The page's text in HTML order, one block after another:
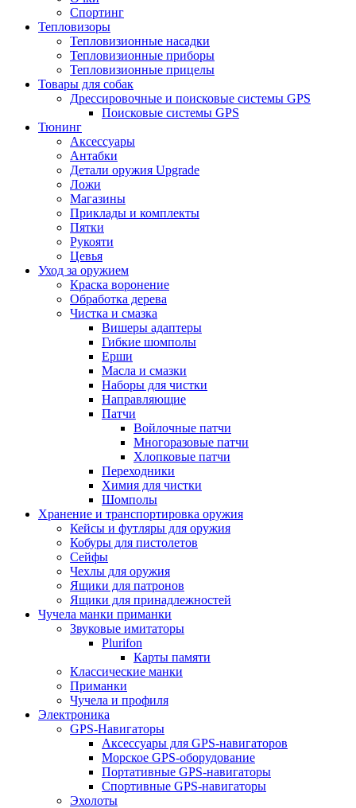
Спортинг
Тепловизоры
Тепловизионные насадки
Тепловизионные приборы
Тепловизионные прицелы
Товары для собак
Дрессировочные и поисковые системы GPS
Поисковые системы GPS
Тюнинг
Аксессуары
Антабки
Детали оружия Upgrade
Ложи
Магазины
Приклады и комплекты
Пятки
Рукояти
Цевья
Уход за оружием
Краска воронение
Обработка дерева
Чистка и смазка
Вишеры адаптеры
Гибкие шомполы
Ерши
Масла и смазки
Наборы для чистки
Направляющие
Патчи
Войлочные патчи
Многоразовые патчи
Хлопковые патчи
Переходники
Химия для чистки
Шомполы
Хранение и транспортировка оружия
Кейсы и футляры для оружия
Кобуры для пистолетов
Сейфы
Чехлы для оружия
Ящики для патронов
Ящики для принадлежностей
Чучела манки приманки
Звуковые имитаторы
Plurifon
Карты памяти
Классические манки
Приманки
Чучела и профиля
Электроника
GPS-Навигаторы
Аксессуары для GPS-навигаторов
Морское GPS-оборудование
Портативные GPS-навигаторы
Спортивные GPS-навигаторы
Эхолоты